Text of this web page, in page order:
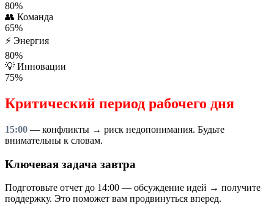
80%
👥 Команда
65%
⚡ Энергия
80%
💡 Инновации
75%
Критический период рабочего дня
15:00 — конфликты → риск недопонимания. Будьте
внимательны к словам.
Ключевая задача завтра
Подготовьте отчет до 14:00 — обсуждение идей → получите
поддержку. Это поможет вам продвинуться вперед.